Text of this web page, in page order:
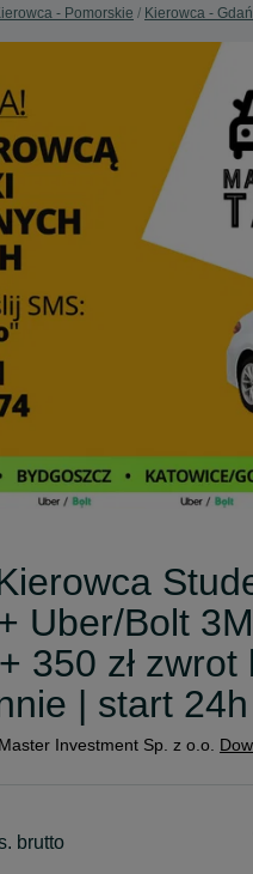
- Pomorskie Kierowca -
Uber/Bolt
350 zł
| start 24h
Investment Sp. z o.o.
brutto